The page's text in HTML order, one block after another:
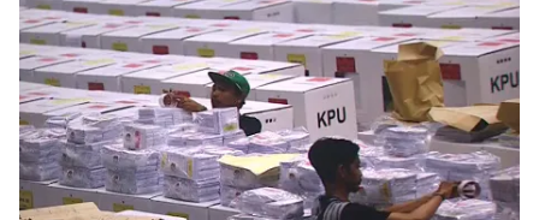
Video Shorts video
VTV Money VTV Thể thao
VTV Sức khoẻ Bất động sản